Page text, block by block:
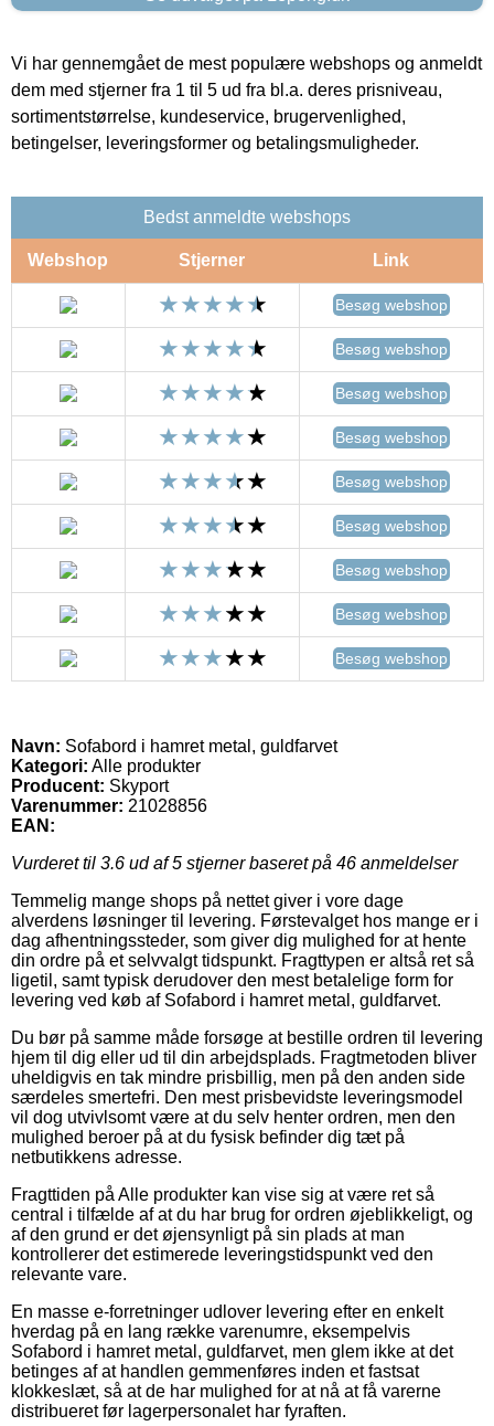
Vi har gennemgået de mest populære webshops og anmeldt
dem med stjerner fra 1 til 5 ud fra bl.a. deres prisniveau,
sortimentstørrelse, kundeservice, brugervenlighed,
betingelser, leveringsformer og betalingsmuligheder.
Bedst anmeldte webshops
Webshop Stjerner Link
Besøg webshop
Besøg webshop
Besøg webshop
Besøg webshop
Besøg webshop
Besøg webshop
Besøg webshop
Besøg webshop
Besøg webshop
Navn: Sofabord i hamret metal, guldfarvet
Kategori: Alle produkter
Producent: Skyport
Varenummer: 21028856
EAN:
Vurderet til 3.6 ud af 5 stjerner baseret på 46 anmeldelser
Temmelig mange shops på nettet giver i vore dage
alverdens løsninger til levering. Førstevalget hos mange er i
dag afhentningssteder, som giver dig mulighed for at hente
din ordre på et selvvalgt tidspunkt. Fragttypen er altså ret så
ligetil, samt typisk derudover den mest betalelige form for
levering ved køb af Sofabord i hamret metal, guldfarvet.
Du bør på samme måde forsøge at bestille ordren til levering
hjem til dig eller ud til din arbejdsplads. Fragtmetoden bliver
uheldigvis en tak mindre prisbillig, men på den anden side
særdeles smertefri. Den mest prisbevidste leveringsmodel
vil dog utvivlsomt være at du selv henter ordren, men den
mulighed beroer på at du fysisk befinder dig tæt på
netbutikkens adresse.
Fragttiden på Alle produkter kan vise sig at være ret så
central i tilfælde af at du har brug for ordren øjeblikkeligt, og
af den grund er det øjensynligt på sin plads at man
kontrollerer det estimerede leveringstidspunkt ved den
relevante vare.
En masse e-forretninger udlover levering efter en enkelt
hverdag på en lang række varenumre, eksempelvis
Sofabord i hamret metal, guldfarvet, men glem ikke at det
betinges af at handlen gemmenføres inden et fastsat
klokkeslæt, så at de har mulighed for at nå at få varerne
distribueret før lagerpersonalet har fyraften.